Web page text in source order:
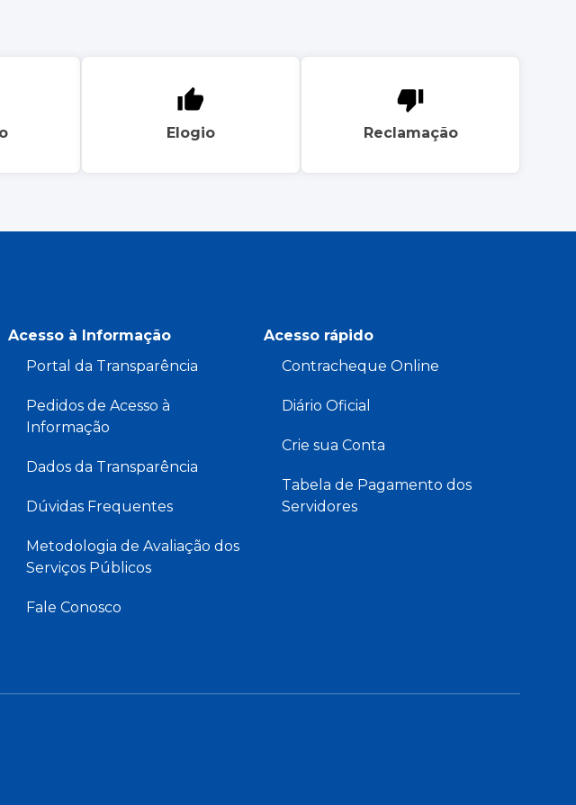
Elogio Reclamação
Acesso à Informação
Portal da Transparência
Pedidos de Acesso à
Informação
Dados da Transparência
Dúvidas Frequentes
Metodologia de Avaliação dos
Serviços Públicos
Fale Conosco
Acesso rápido
Contracheque Online
Diário Oficial
Crie sua Conta
Tabela de Pagamento dos
Servidores